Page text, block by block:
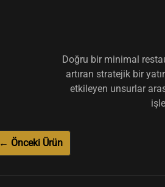
Doğru bir minimal
artıran stratejik bir
etkileyen unsurlar
← Önceki Ürün